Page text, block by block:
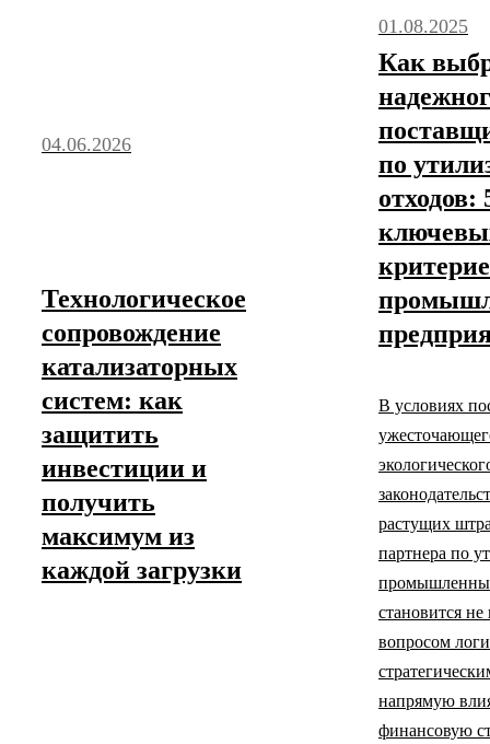
04.06.2026
Технологическое
сопровождение
катализаторных
систем: как
защитить
инвестиции и
получить
максимум из
каждой загрузки
01.08.2025
Как
по
отходов:
В условиях
растущих
партнера по
становится не
вопросом
напрямую
финансовую